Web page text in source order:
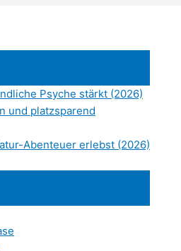
Psyche stärkt (2026)
und platzsparend
Abenteuer erlebst (2026)